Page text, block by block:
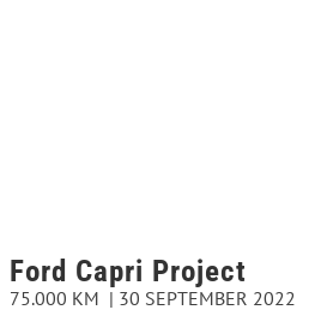
Ford Capri Project
75.000 KM 30 SEPTEMBER 2022